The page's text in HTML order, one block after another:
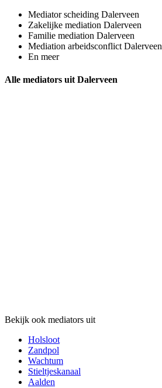
Mediator scheiding Dalerveen
Zakelijke mediation Dalerveen
Familie mediation Dalerveen
Mediation arbeidsconflict Dalerveen
En meer
Alle mediators uit Dalerveen
Bekijk ook mediators uit
Holsloot
Zandpol
Wachtum
Stieltjeskanaal
Aalden